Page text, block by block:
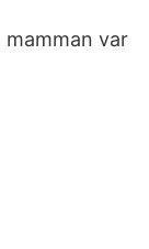
var